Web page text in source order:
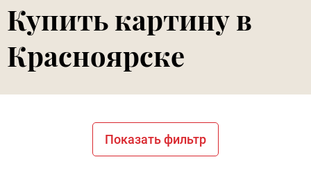
Купить картину в
Красноярске
Показать фильтр